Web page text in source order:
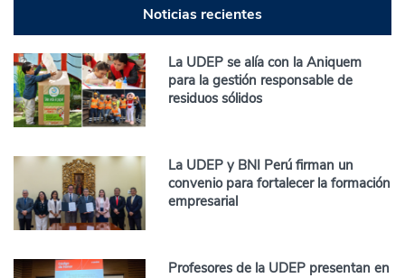
Noticias recientes
La UDEP se alía con la Aniquem
para la gestión responsable de
residuos sólidos
La UDEP y BNI Perú firman un
convenio para fortalecer la formación
empresarial
Profesores de la UDEP presentan en